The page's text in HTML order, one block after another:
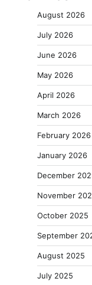
August 2026
July 2026
June 2026
May 2026
April 2026
March 2026
February 2026
January 2026
December
November
October 2025
September
August 2025
July 2025